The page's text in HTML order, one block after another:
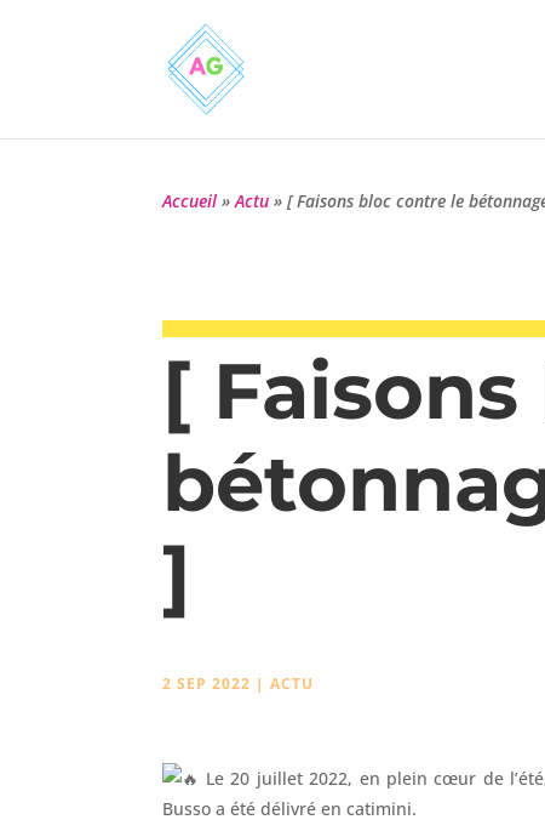
Accueil »Actu »[ Faisons bloc contre le
[
]
2 SEP 2022 |ACTU
Le 20 juillet 2022, en plein cœur de
Busso a été délivré en catimini.